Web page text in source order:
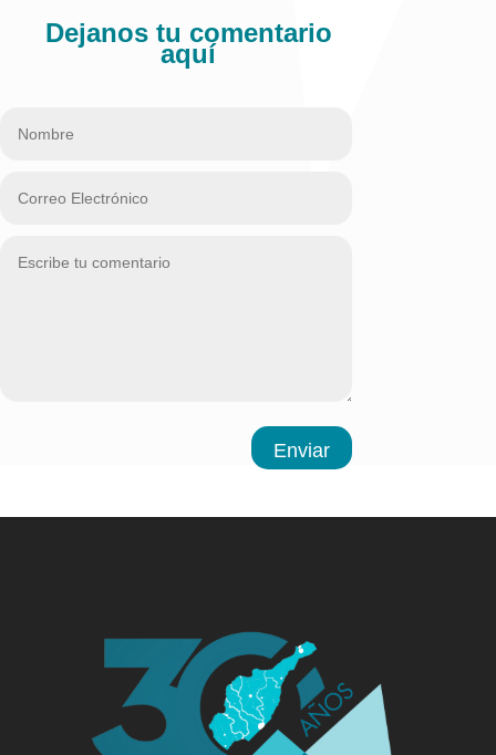
Dejanos tu comentario
aquí
Enviar